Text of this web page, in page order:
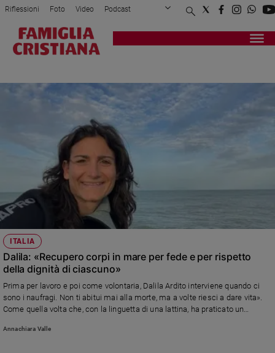
Attualità
Interviste
Papa
Papa
Chiesa
Chiesa
e
Riflessioni Foto Video Podcast
Privacy Policy Chi siamo
Registrati Redazione
ITALIA
Dalila: «Recupero corpi in mare per fede e per rispetto
della dignità di ciascuno»
Prima per lavoro e poi come volontaria, Dalila Ardito interviene quando ci
sono i naufragi. Non ti abitui mai alla morte, ma a volte riesci a dare vita».
Come quella volta che, con la linguetta di una lattina, ha praticato un
Annachiara Valle